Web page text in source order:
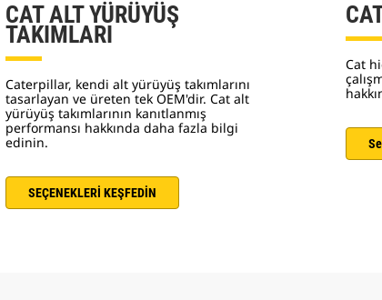
CAT ALT YÜRÜYÜŞ
TAKIMLARI
Caterpillar, kendi alt yürüyüş takımlarını
tasarlayan ve üreten tek OEM'dir. Cat alt
yürüyüş takımlarının kanıtlanmış
performansı hakkında daha fazla bilgi
edinin.
SEÇENEKLERİ KEŞFEDİN
Cat